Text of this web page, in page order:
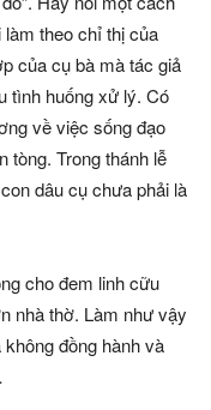
theo chỉ thị của
của cụ bà mà tác giả
tình huống xử lý. Có
về việc sống đạo
tòng. Trong thánh lễ
dâu cụ chưa phải là
cho đem linh cữu
nhà thờ. Làm như vậy
đồng hành và